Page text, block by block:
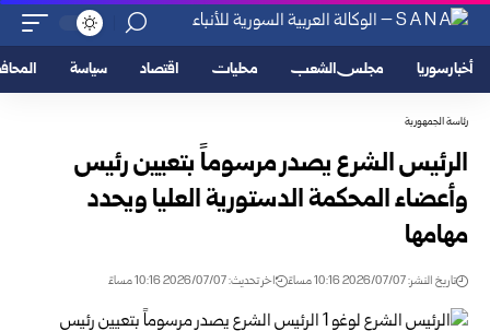
أخبار سوريا مجلس الشعب محليات اقتصاد سياسة
رئاسة الجمهورية
الرئيس الشرع يصدر مرسوماً بتعيين رئيس
وأعضاء المحكمة الدستورية العليا ويحدد
مهامها
تاريخ النشر: 2026/07/07 10:16 مساءً اخر تحديث: 2026/07/07 10:16 مساءً